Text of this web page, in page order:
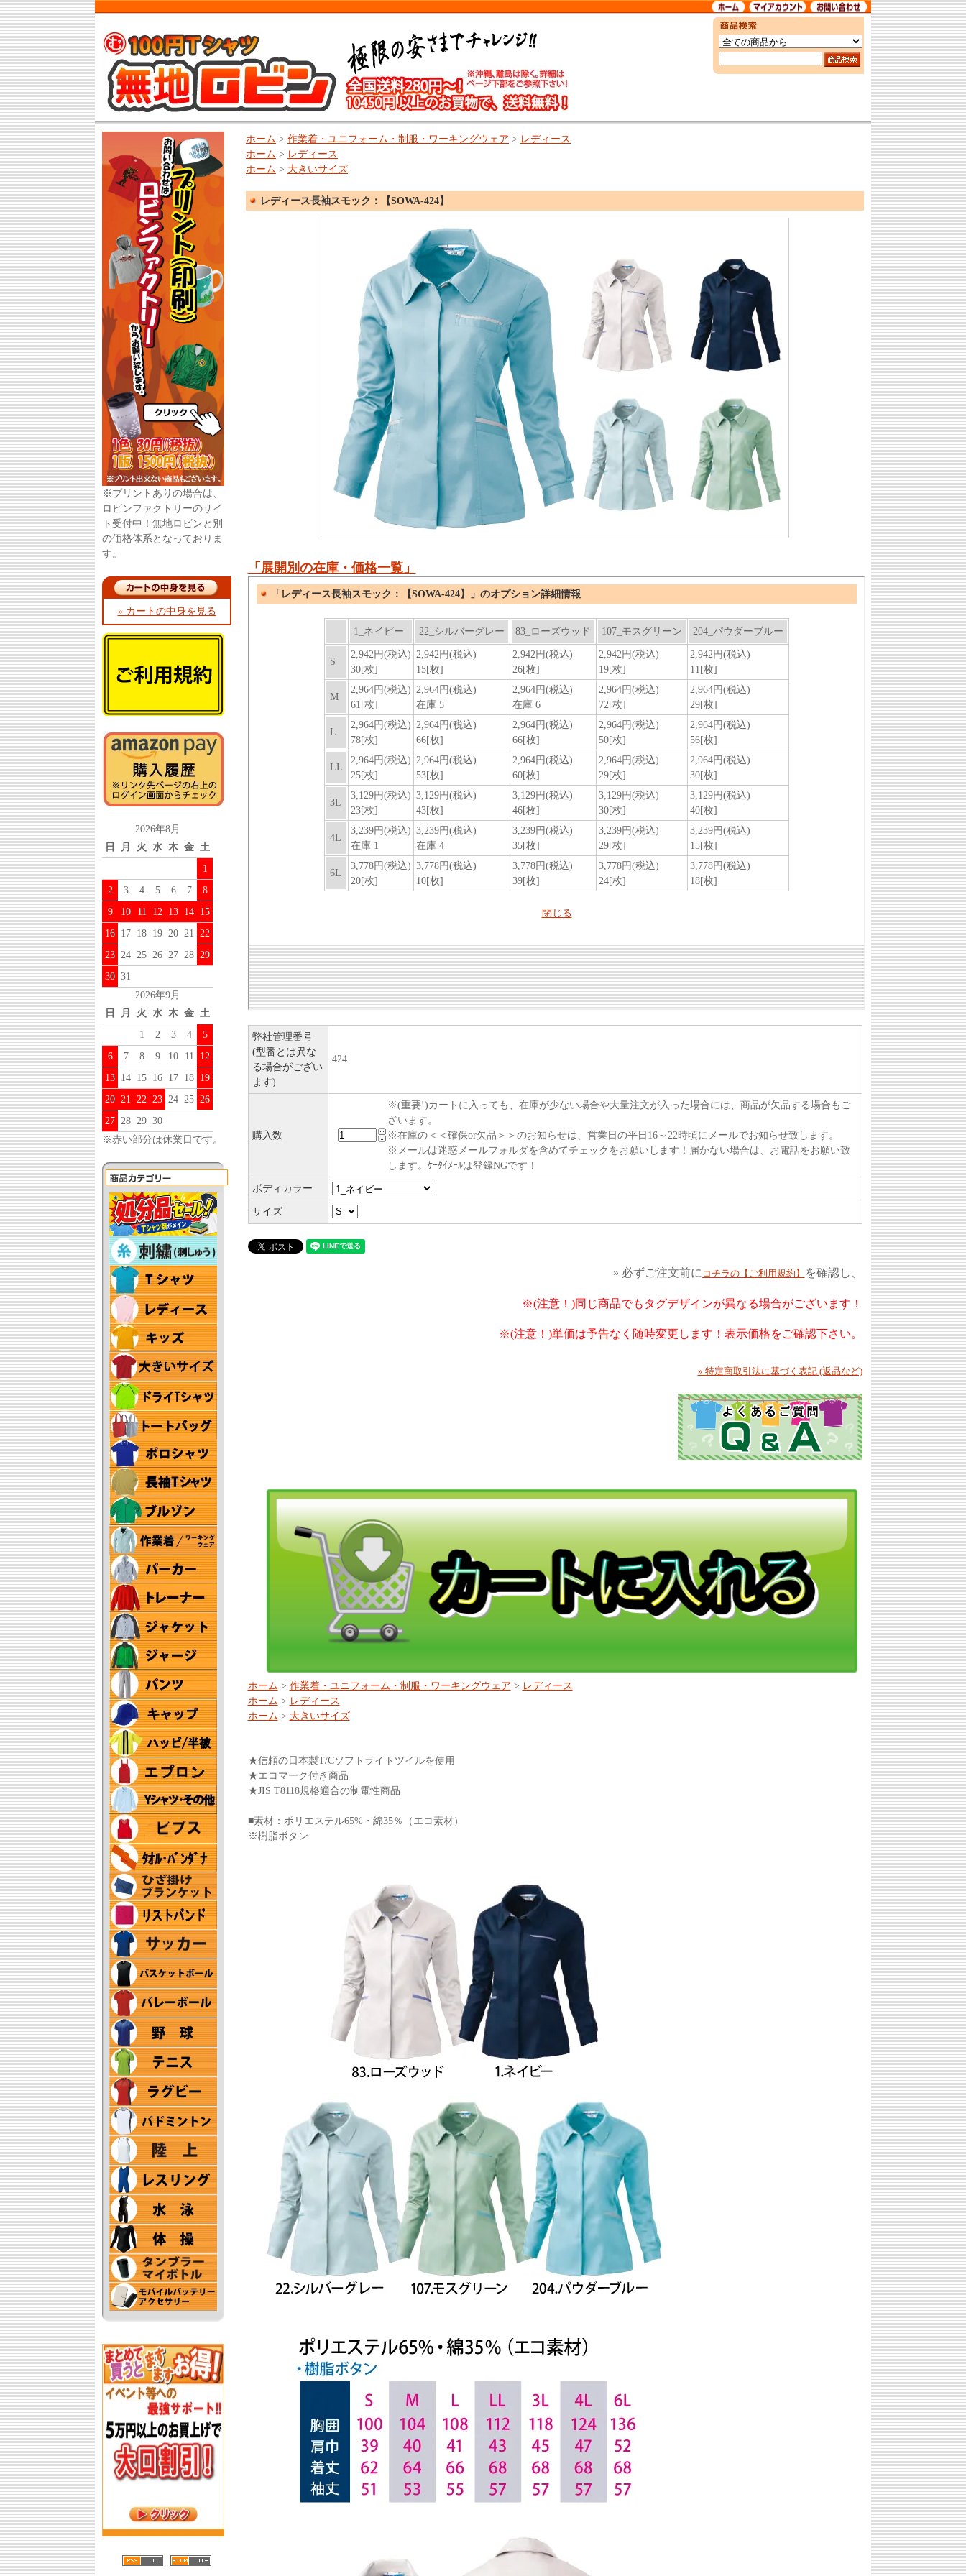
※プリントありの場合は、
ロビンファクトリーのサイ
ト受付中！無地ロビンと別
の価格体系となっておりま
す。
» カートの中身を見る
2026年8月
日
月 火 水 木 金 土
1
2
3 4 5 6 7
8
9
10 11 12 13 14 15
16 17 18 19 20 21 22
23 24 25 26 27 28 29
30 31
2026年9月
日
月 火 水 木 金 土
1
2 3 4
5
6
7 8 9 10 11
12
13 14 15 16 17 18 19
20 21 22 23 24 25 26
27 28 29 30
※赤い部分は休業日です。
ホーム > 作業着・ユニフォーム・制服・ワーキングウェア > レディース
ホーム > レディース
ホーム > 大きいサイズ
レディース長袖スモック：【SOWA-424】
「展開別の在庫・価格一覧」
弊社管理番号
(型番とは異な
る場合がござい
ます)
424
購入数
※(重要!)カートに入っても、在庫が少ない場合や大量注文が入った場合には、商品が欠品する場合もご
ざいます。
※在庫の＜＜確保or欠品＞＞のお知らせは、営業日の平日16～22時頃にメールでお知らせ致します。
※メールは迷惑メールフォルダを含めてチェックをお願いします！届かない場合は、お電話をお願い致
します。ｹｰﾀｲﾒｰﾙは登録NGです！
ボディカラー
サイズ
» 必ずご注文前に コチラの【ご利用規約】 を確認し、
※(注意！)同じ商品でもタグデザインが異なる場合がございます！
※(注意！)単価は予告なく随時変更します！表示価格をご確認下さい。
» 特定商取引法に基づく表記 (返品など)
ホーム > 作業着・ユニフォーム・制服・ワーキングウェア > レディース
ホーム > レディース
ホーム > 大きいサイズ
★信頼の日本製T/Cソフトライトツイルを使用
★エコマーク付き商品
★JIS T8118規格適合の制電性商品
■素材：ポリエステル65%・綿35％（エコ素材）
※樹脂ボタン